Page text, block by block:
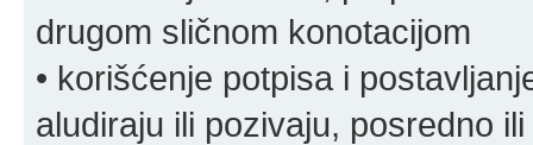
drugom sličnom konotacijom
• korišćenje potpisa i
aludiraju ili pozivaju, posredno